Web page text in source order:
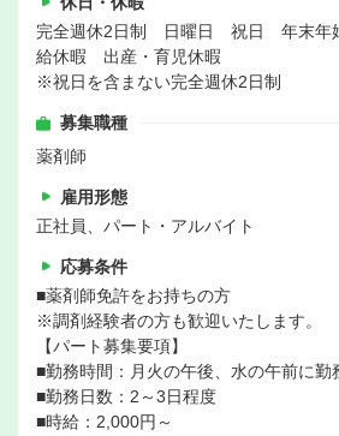
完全週休2日制 日曜日 祝日 年末
給休暇 出産・育児休暇
※祝日を含まない完全週休2日制
募集職種
薬剤師
雇用形態
正社員、パート・アルバイト
応募条件
■薬剤師免許をお持ちの方
※調剤経験者の方も歓迎いたします。
【パート募集要項】
■勤務時間：月火の午後、水の午前に勤
■勤務日数：2～3日程度
■時給：2,000円～